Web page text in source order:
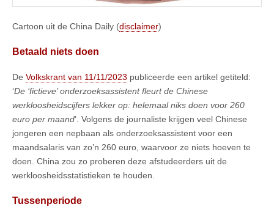
Cartoon uit de China Daily (disclaimer)
Betaald niets doen
De Volkskrant van 11/11/2023 publiceerde een artikel getiteld:
‘De ‘fictieve’ onderzoeksassistent fleurt de Chinese
werkloosheidscijfers lekker op: helemaal niks doen voor 260
euro per maand’. Volgens de journaliste krijgen veel Chinese
jongeren een nepbaan als onderzoeksassistent voor een
maandsalaris van zo’n 260 euro, waarvoor ze niets hoeven te
doen. China zou zo proberen deze afstudeerders uit de
werkloosheidsstatistieken te houden.
Tussenperiode